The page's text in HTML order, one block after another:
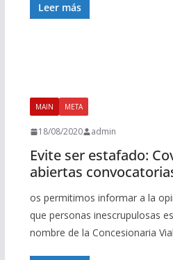
Leer más
MAIN META
18/08/2020 admin
Evite ser estafado:
abiertas
os permitimos informar a la
que personas inescrupulosas
nombre de la Concesionaria Vial